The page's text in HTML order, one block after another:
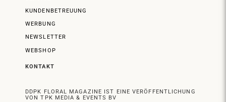
KUNDENBETREUUNG
WERBUNG
NEWSLETTER
WEBSHOP
KONTAKT
DDPK FLORAL MAGAZINE IST EINE VERÖFFENTLICHUNG
VON TPK MEDIA & EVENTS BV